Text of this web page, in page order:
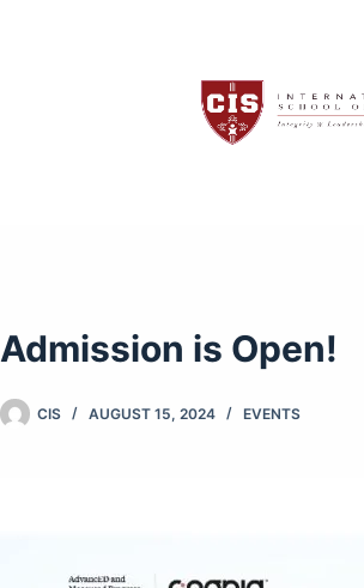
Admission is Open!
CIS AUGUST 15, 2024 EVENTS